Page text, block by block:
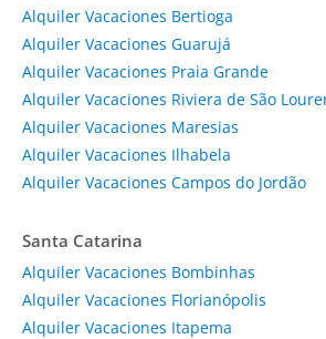
Alquiler Vacaciones Bertioga
Alquiler Vacaciones Guarujá
Alquiler Vacaciones Praia Grande
Alquiler Vacaciones Riviera de São
Alquiler Vacaciones Maresias
Alquiler Vacaciones Ilhabela
Alquiler Vacaciones Campos do Jordão
Santa Catarina
Alquiler Vacaciones Bombinhas
Alquiler Vacaciones Florianópolis
Alquiler Vacaciones Itapema